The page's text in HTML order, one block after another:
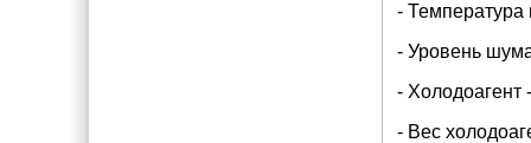
- Температура
- Уровень
- Холодоагент
- Вес